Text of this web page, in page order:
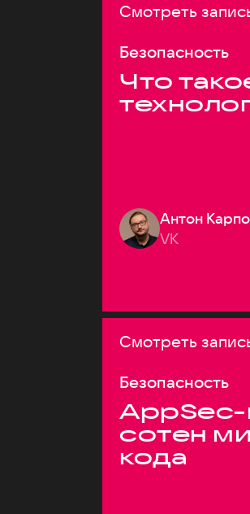
Смотреть
Безопасность
Что
Антон
VK
Смотреть
Безопасность
сотен
кода